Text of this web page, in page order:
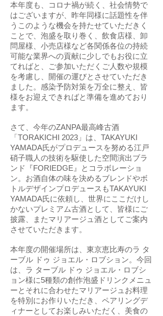
本年度も、コロナ禍が続く、社会情勢で
はございますが、昨年同様に話題性を伴
うこのような機会を持たせていただきく
ことで、泡盛を取り巻く、飲食店様、卸
問屋様、小売店様など各関係各位の持続
可能な業界への貢献に少しでもお役に立
てればと、ご参加いただくご人数や規模
を考慮し、開催の運びとさせていただき
ました。感染予防対策を万全に整え、皆
様をお迎えできればと準備を進めており
ます。
さて、今年のZANPA最高峰古酒
「TORAKICHI 2023」は、TAKAYUKI
YAMADA氏がプロデュースを努める江戸
硝子職人の技術を駆使した空間演出ブラ
ンド『FORIEDGE』とコラボレーショ
ン。お酒自体の味を決めるブレンドやボ
トルデザインプロデュースもTAKAYUKI
YAMADA氏に依頼し、世界にここだけし
かないプレミアム古酒として、皆様にご
披露、またマリアージュ酒としてご案内
させていただきます。
本年度の開催場所は、東京恵比寿のラ タ
ーブル ドゥ ジョエル・ロブション。今回
は、ラ ターブル ドゥ ジョエル・ロブシ
ョン様に5種類の創作泡盛ドリンクメニュ
ーとそれに合わせたマリアージュお料理
を特別にお作りいただき、ペアリングデ
ィナーとしてお楽しみいただく、美食の